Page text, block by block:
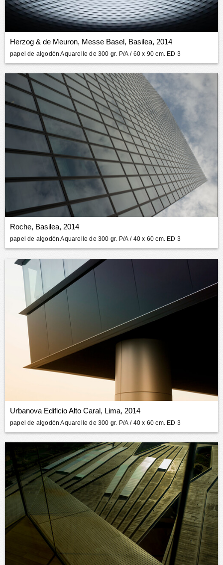
Herzog & de Meuron, Messe Basel, Basilea, 2014
papel de algodón Aquarelle de 300 gr. P/A / 60 x 90 cm. ED 3
Roche, Basilea, 2014
papel de algodón Aquarelle de 300 gr. P/A / 40 x 60 cm. ED 3
Urbanova Edificio Alto Caral, Lima, 2014
papel de algodón Aquarelle de 300 gr. P/A / 40 x 60 cm. ED 3